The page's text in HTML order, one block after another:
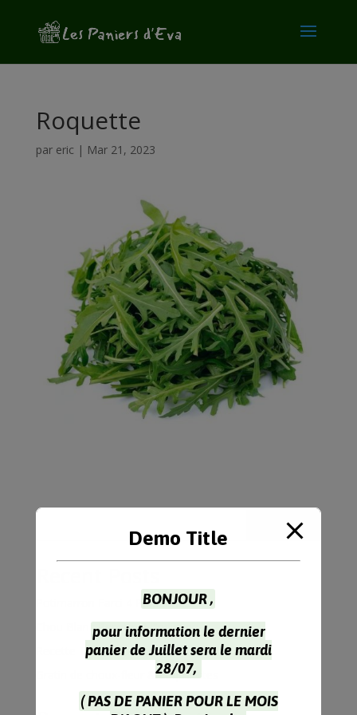
Roquette
par eric | Mar 21, 2023
Rechercher
Potimarron Farci 4 Personnes
Chou Blanc Recette à l’Indienne
Recette Tarte Chou Rouge Parmesan
Gratin de choux-fleur & coquillettes
Demo Title
BONJOUR ,
pour information le dernier
panier de Juillet sera le mardi
28/07,
( PAS DE PANIER POUR LE MOIS